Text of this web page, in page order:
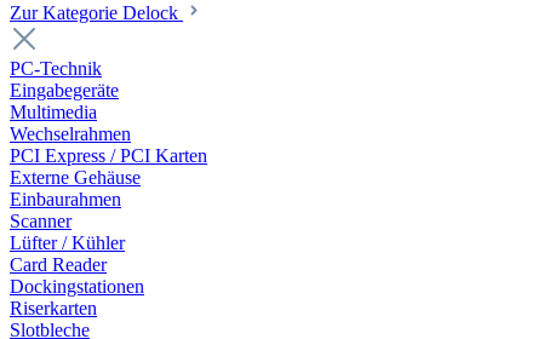
Zur Kategorie Delock
PC-Technik
Eingabegeräte
Multimedia
Wechselrahmen
PCI Express / PCI Karten
Externe Gehäuse
Einbaurahmen
Scanner
Lüfter / Kühler
Card Reader
Dockingstationen
Riserkarten
Slotbleche